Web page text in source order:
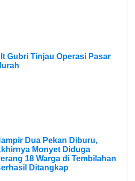
Gubri Tinjau Operasi Pasar
Dua Pekan Diburu,
Monyet Diduga
18 Warga di Tembilahan
Ditangkap